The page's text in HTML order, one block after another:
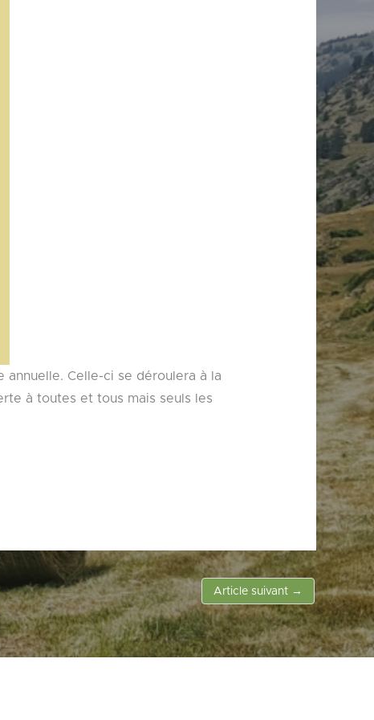
annuelle. Celle-ci se déroulera à la
à toutes et tous mais seuls les
Article suivant →